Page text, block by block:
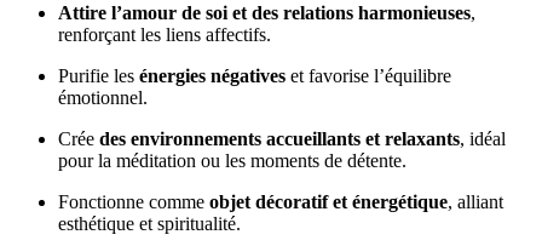
Attire l’amour de soi et des relations harmonieuses,
renforçant les liens affectifs.
Purifie les énergies négatives et favorise l’équilibre
émotionnel.
Crée des environnements accueillants et relaxants, idéal
pour la méditation ou les moments de détente.
Fonctionne comme objet décoratif et énergétique, alliant
esthétique et spiritualité.